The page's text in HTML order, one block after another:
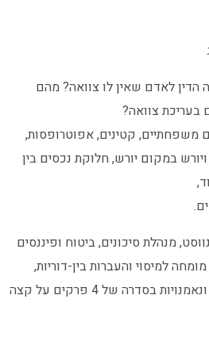
הדין לאדם שאין לו צוואה? מהם
בעריכת צוואה?
משפחתיים, קטינים, אפוטרופסות,
ויורש במקום יורש, חלוקת נכסים בין
מנהלת סיכונים, ביטוח ופיננסים
למיסוי והעברות בין-דוריות,
צוואות, ייפויי כח מתמשכים ונאמנויות בסדרה של 4 פרקים על קצה